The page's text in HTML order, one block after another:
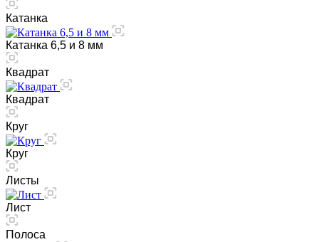
Катанка
Катанка 6,5 и 8 мм
Квадрат
Квадрат
Круг
Круг
Листы
Лист
Полоса